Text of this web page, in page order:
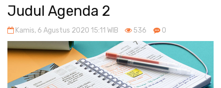
Judul Agenda 2
Kamis, 6 Agustus 2020 15:11 WIB 536 0